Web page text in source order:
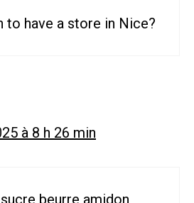
to have a store in Nice?
à 8 h 26 min